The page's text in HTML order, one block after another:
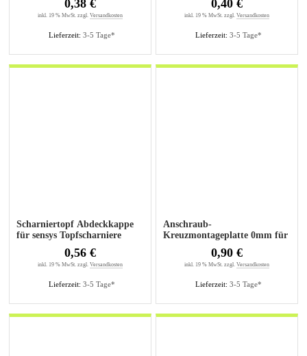
Lieferzeit: 3-5 Tage*
0,38 €
inkl. 19 % MwSt. zzgl. Versandkosten
Lieferzeit: 3-5 Tage*
0,40 €
inkl. 19 % MwSt. zzgl. Versandkosten
Scharniertopf Abdeckkappe
für sensys Topfscharniere
Lieferzeit: 3-5 Tage*
0,56 €
inkl. 19 % MwSt. zzgl. Versandkosten
Anschraub-
Kreuzmontageplatte 0mm für
Lieferzeit: 3-5 Tage*
0,90 €
inkl. 19 % MwSt. zzgl. Versandkosten